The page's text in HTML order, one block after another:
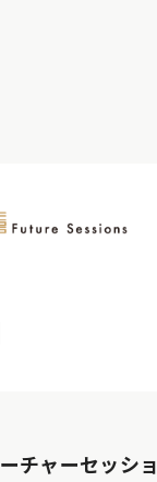
チャーセッショ